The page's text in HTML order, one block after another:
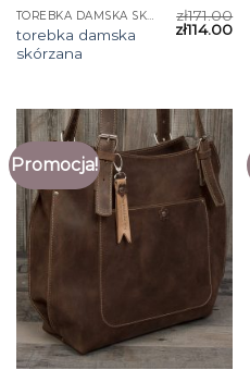
TOREBKA DAMSKA SKÓRZANA
torebka damska
skórzana
zł171.00
zł114.00
Promocja!